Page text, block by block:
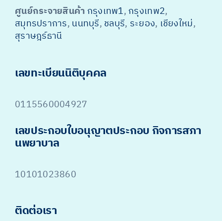
ศูนย์กระจายสินค้า กรุงเทพ1, กรุงเทพ2,
สมุทรปราการ, นนทบุรี, ชลบุรี, ระยอง, เชียงใหม่,
สุราษฎร์ธานี
เลขทะเบียนนิติบุคคล
0115560004927
เลขประกอบใบอนุญาตประกอบ กิจการสภา
นพยาบาล
10101023860
ติดต่อเรา